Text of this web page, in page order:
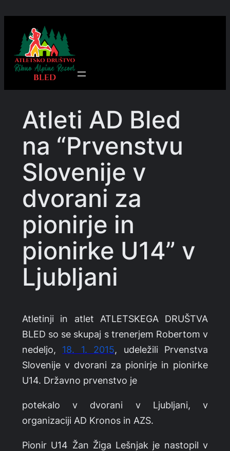
vsebino
Atleti AD Bled
na “Prvenstvu
Slovenije v
dvorani za
pionirje in
pionirke U14” v
Ljubljani
Atletinji in atlet ATLETSKEGA DRUŠTVA
BLED so se skupaj s trenerjem Robertom v
nedeljo, 18. 1. 2015, udeležili Prvenstva
Slovenije v dvorani za pionirje in pionirke
U14. Državno prvenstvo je
potekalo v dvorani v Ljubljani, v
organizaciji AD Kronos in AZS.
Pionir U14 Žan Žiga Lešnjak je nastopil v